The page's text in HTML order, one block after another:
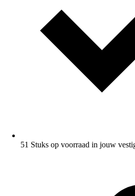
51 Stuks op voorraad in jouw